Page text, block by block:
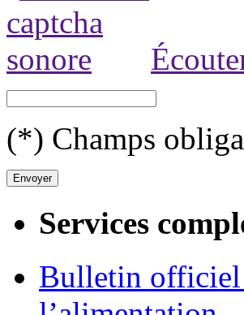
(*) Champs
Services
Bulletin officiel